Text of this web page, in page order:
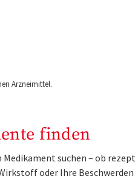
Arzneimittel.
finden
suchen – ob
oder Ihre Beschwerden